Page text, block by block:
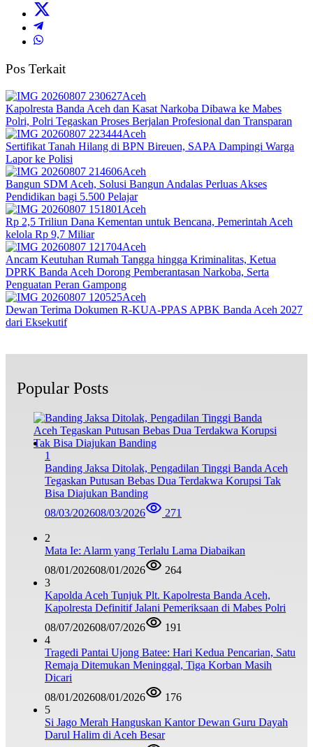
Pos Terkait
Aceh
Kapolresta Banda Aceh dan Kasat Narkoba Dibawa ke Mabes
Polri, Polri Tegaskan Proses Berjalan Profesional dan Transparan
Aceh
Sertifikat Tanah Hilang di BPN Bireuen, SAPA Dampingi Warga
Lapor ke Polisi
Aceh
Bangun SDM Aceh, Solusi Bangun Andalas Perluas Akses
Pendidikan bagi 5.500 Pelajar
Aceh
Rp 2,5 Triliun Dana Kementan untuk Bencana, Pemerintah Aceh
kelola Rp 9,7 Miliar‎
Aceh
Ancam Keutuhan Rumah Tangga hingga Kriminalitas, Ketua
DPRK Banda Aceh Dorong Pemberantasan Narkoba, Serta
Penguatan Peran Gampong
Aceh
Dewan Terima Dokumen R-KUA-PPAS APBK Banda Aceh 2027
dari Eksekutif
Popular Posts
1
Banding Jaksa Ditolak, Pengadilan Tinggi Banda Aceh
Tegaskan Putusan Bebas Dua Terdakwa Korupsi Tak
Bisa Diajukan Banding
08/03/202608/03/2026 271
2
Mata Ie: Alarm yang Terlalu Lama Diabaikan
08/01/202608/01/2026
264
3
Kapolda Aceh Tunjuk Plt. Kapolresta Banda Aceh,
Kapolresta Definitif Jalani Pemeriksaan di Mabes Polri
08/07/202608/07/2026
191
4
Tragedi Pantai Ujong Batee: Hari Kedua Pencarian, Satu
Remaja Ditemukan Meninggal, Tiga Korban Masih
Dicari
08/01/202608/01/2026
176
5
Si Jago Merah Hanguskan Kantor Dewan Guru Dayah
Darul Halim di Aceh Besar